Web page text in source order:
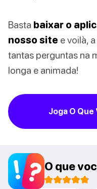
Basta baixar o
nosso site e voilà,
tantas perguntas na
longa e animada!
Joga O
O que